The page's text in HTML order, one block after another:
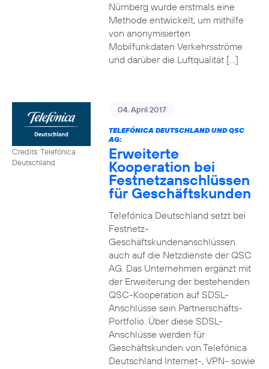
Nürnberg wurde erstmals eine
Methode entwickelt, um mithilfe
von anonymisierten
Mobilfunkdaten Verkehrsströme
und darüber die Luftqualität […]
Credits: Telefónica
Deutschland
04. April 2017
TELEFÓNICA DEUTSCHLAND UND QSC
AG:
Erweiterte
Kooperation bei
Festnetzanschlüssen
für Geschäftskunden
Telefónica Deutschland setzt bei
Festnetz-
Geschäftskundenanschlüssen
auch auf die Netzdienste der QSC
AG. Das Unternehmen ergänzt mit
der Erweiterung der bestehenden
QSC-Kooperation auf SDSL-
Anschlüsse sein Partnerschafts-
Portfolio. Über diese SDSL-
Anschlüsse werden für
Geschäftskunden von Telefónica
Deutschland Internet-, VPN- sowie